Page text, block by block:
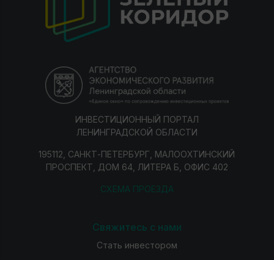
ИНВЕСТИЦИОННЫЙ ПОРТАЛ
ЛЕНИНГРАДСКОЙ ОБЛАСТИ
195112, САНКТ-ПЕТЕРБУРГ, МАЛООХТИНСКИЙ
ПРОСПЕКТ, ДОМ 64, ЛИТЕРА Б, ОФИС 402
СХЕМА ПРОЕЗДА
Свяжитесь с нами
Стать инвестором